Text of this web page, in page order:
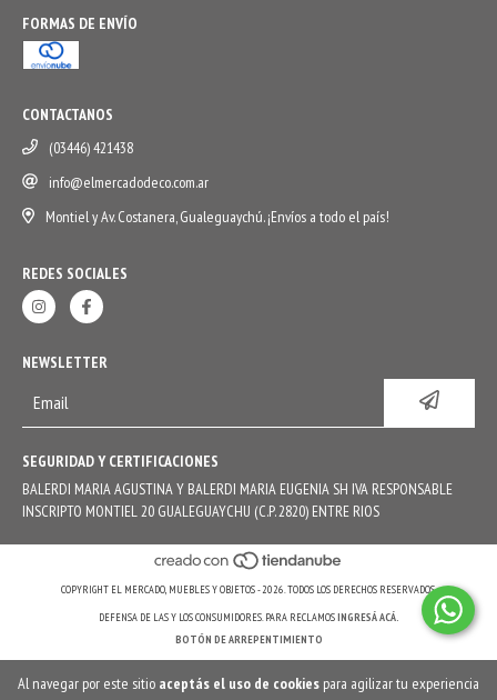
Al navegar por este sitio aceptás el uso de cookies para agilizar tu experiencia
FORMAS DE ENVÍO
CONTACTANOS
(03446) 421438
info@elmercadodeco.com.ar
Montiel y Av. Costanera, Gualeguaychú. ¡Envíos a todo el país!
REDES SOCIALES
NEWSLETTER
SEGURIDAD Y CERTIFICACIONES
BALERDI MARIA AGUSTINA Y BALERDI MARIA EUGENIA SH IVA RESPONSABLE
INSCRIPTO MONTIEL 20 GUALEGUAYCHU (C.P. 2820) ENTRE RIOS
COPYRIGHT EL MERCADO, MUEBLES Y OBJETOS - 2026. TODOS LOS DERECHOS RESERVADOS.
DEFENSA DE LAS Y LOS CONSUMIDORES. PARA RECLAMOSINGRESÁ ACÁ.
BOTÓN DE ARREPENTIMIENTO